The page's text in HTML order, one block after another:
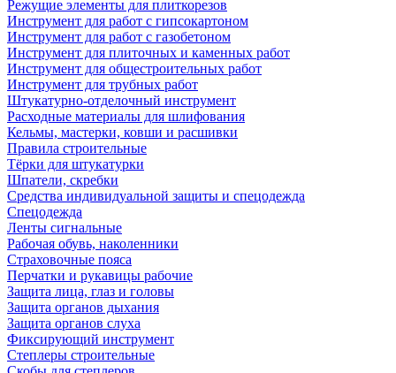
Режущие элементы для плиткорезов
Инструмент для работ с гипсокартоном
Инструмент для работ с газобетоном
Инструмент для плиточных и каменных работ
Инструмент для общестроительных работ
Инструмент для трубных работ
Штукатурно-отделочный инструмент
Расходные материалы для шлифования
Кельмы, мастерки, ковши и расшивки
Правила строительные
Тёрки для штукатурки
Шпатели, скребки
Средства индивидуальной защиты и спецодежда
Спецодежда
Ленты сигнальные
Рабочая обувь, наколенники
Страховочные пояса
Перчатки и рукавицы рабочие
Защита лица, глаз и головы
Защита органов дыхания
Защита органов слуха
Фиксирующий инструмент
Степлеры строительные